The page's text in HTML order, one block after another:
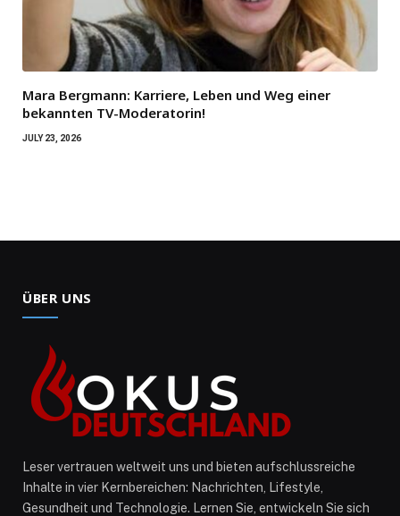
Mara Bergmann: Karriere, Leben und Weg einer
bekannten TV-Moderatorin!
JULY 23, 2026
ÜBER UNS
Leser vertrauen weltweit uns und bieten aufschlussreiche
Inhalte in vier Kernbereichen: Nachrichten, Lifestyle,
Gesundheit und Technologie. Lernen Sie, entwickeln Sie sich